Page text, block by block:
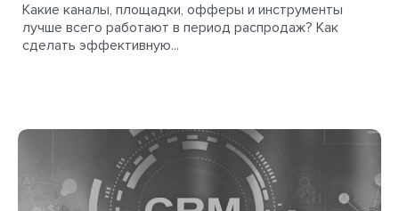
Какие каналы, площадки, офферы и инструменты
лучше всего работают в период распродаж? Как
сделать эффективную...